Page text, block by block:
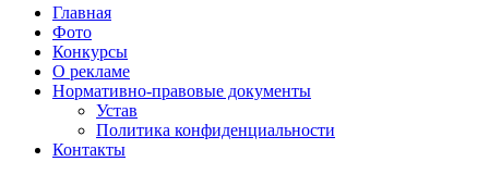
Народная трибуна
Калининская районная газета
Главная
Фото
Конкурсы
О рекламе
Нормативно-правовые документы
Устав
Политика конфиденциальности
Контакты